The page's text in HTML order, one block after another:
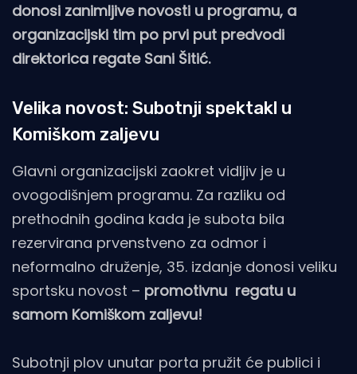
donosi zanimljive novosti u programu, a
organizacijski tim po prvi put predvodi
direktorica regate Sani Šitić.
Velika novost: Subotnji spektakl u
Komiškom zaljevu
Glavni organizacijski zaokret vidljiv je u
ovogodišnjem programu. Za razliku od
prethodnih godina kada je subota bila
rezervirana prvenstveno za odmor i
neformalno druženje, 35. izdanje donosi veliku
sportsku novost – promotivnu regatu u
samom Komiškom zaljevu!
Subotnji plov unutar porta pružit će publici i